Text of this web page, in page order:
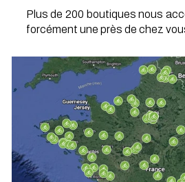
Plus de 200 boutiques nous
forcément une près de chez